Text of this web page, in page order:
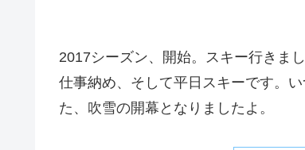
2017シーズン、開始。スキー行きま
仕事納め、そして平日スキーです。
た、吹雪の開幕となりましたよ。